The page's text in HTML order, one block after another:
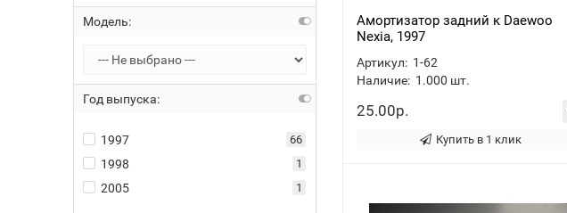
Модель:
Год выпуска:
1997 66
1998 1
2005 1
Амортизатор задний к Daewoo
Nexia, 1997
Артикул: 1-62
Наличие: 1.000 шт.
25.00р.
Купить в 1 клик